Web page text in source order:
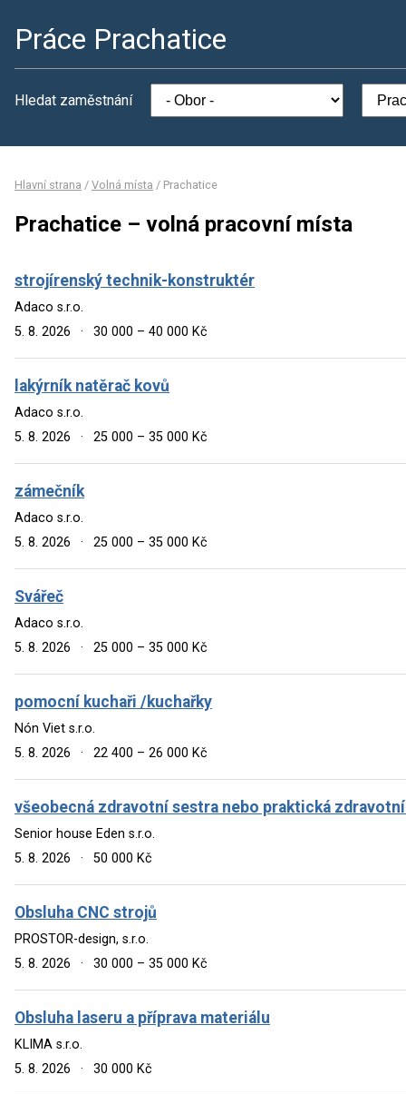
Práce Prachatice
Hledat zaměstnání
Hlavní strana / Volná místa / Prachatice
Prachatice – volná pracovní místa
strojírenský technik-konstruktér
Adaco s.r.o.
5. 8. 2026
· 30 000 – 40 000 Kč
lakýrník natěrač kovů
Adaco s.r.o.
5. 8. 2026
· 25 000 – 35 000 Kč
zámečník
Adaco s.r.o.
5. 8. 2026
· 25 000 – 35 000 Kč
Svářeč
Adaco s.r.o.
5. 8. 2026
· 25 000 – 35 000 Kč
pomocní kuchaři /kuchařky
Nón Viet s.r.o.
5. 8. 2026
· 22 400 – 26 000 Kč
všeobecná zdravotní sestra nebo praktická
Senior house Eden s.r.o.
5. 8. 2026
· 50 000 Kč
Obsluha CNC strojů
PROSTOR-design, s.r.o.
5. 8. 2026
· 30 000 – 35 000 Kč
Obsluha laseru a příprava materiálu
KLIMA s.r.o.
5. 8. 2026
· 30 000 Kč